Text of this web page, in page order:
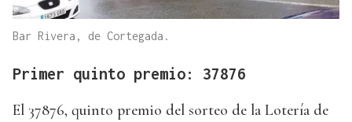
Bar Rivera, de Cortegada.
Primer quinto premio: 37876
El 37876, quinto premio del sorteo de la Lotería de